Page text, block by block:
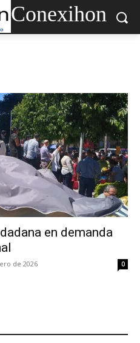
Conexihon
en demanda
de 2026 0